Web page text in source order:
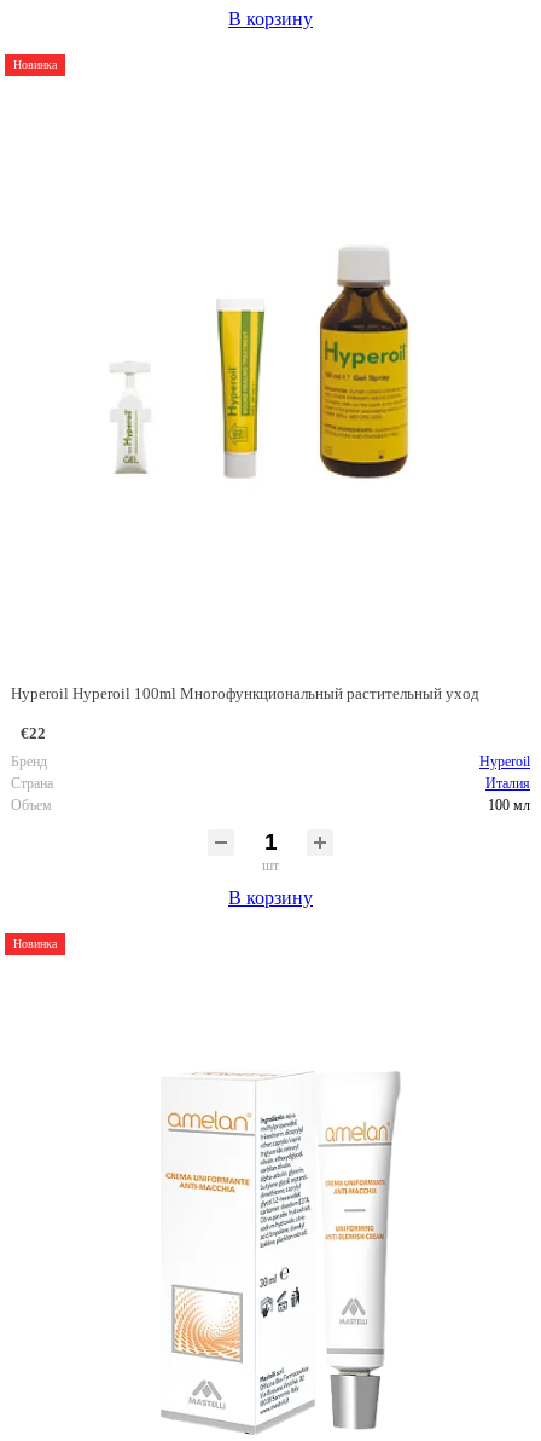
В корзину
Новинка
Hyperoil Hyperoil 100ml Многофункциональный растительный уход
€22
Бренд
Hyperoil
Страна
Италия
Объем
100 мл
шт
В корзину
Новинка